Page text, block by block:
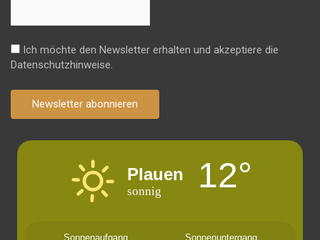
Ich möchte den Newsletter erhalten und akzeptiere die
Datenschutzhinweise.
Newsletter abonnieren
Plauen
sonnig 12°
Sonnenaufgang Sonnenuntergang